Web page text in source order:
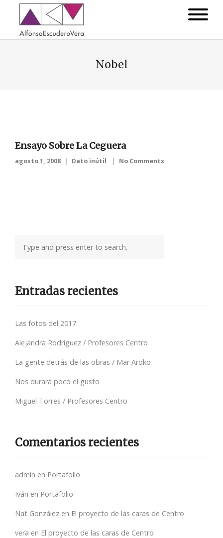
Nobel
Ensayo Sobre La Ceguera
agosto 1, 2008 Dato inútil No Comments
Entradas recientes
Las fotos del 2017
Alejandra Rodríguez / Profesores Centro
La gente detrás de las obras / Mar Aroko
Nos durará poco el gusto
Miguel Torres / Profesores Centro
Comentarios recientes
admin en Portafolio
Iván en Portafolio
Nat González en El proyecto de las caras de Centro
vera en El proyecto de las caras de Centro